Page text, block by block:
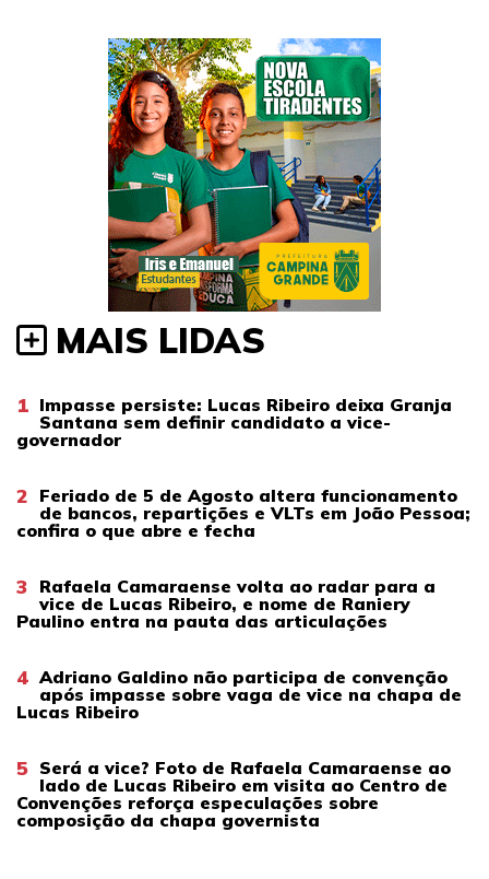
MAIS LIDAS
1 Impasse persiste: Lucas Ribeiro deixa Granja
Santana sem definir candidato a vice-
governador
2 Feriado de 5 de Agosto altera funcionamento
de bancos, repartições e VLTs em João Pessoa;
confira o que abre e fecha
3 Rafaela Camaraense volta ao radar para a
vice de Lucas Ribeiro, e nome de Raniery
Paulino entra na pauta das articulações
4 Adriano Galdino não participa de convenção
após impasse sobre vaga de vice na chapa de
Lucas Ribeiro
5 Será a vice? Foto de Rafaela Camaraense ao
lado de Lucas Ribeiro em visita ao Centro de
Convenções reforça especulações sobre
composição da chapa governista